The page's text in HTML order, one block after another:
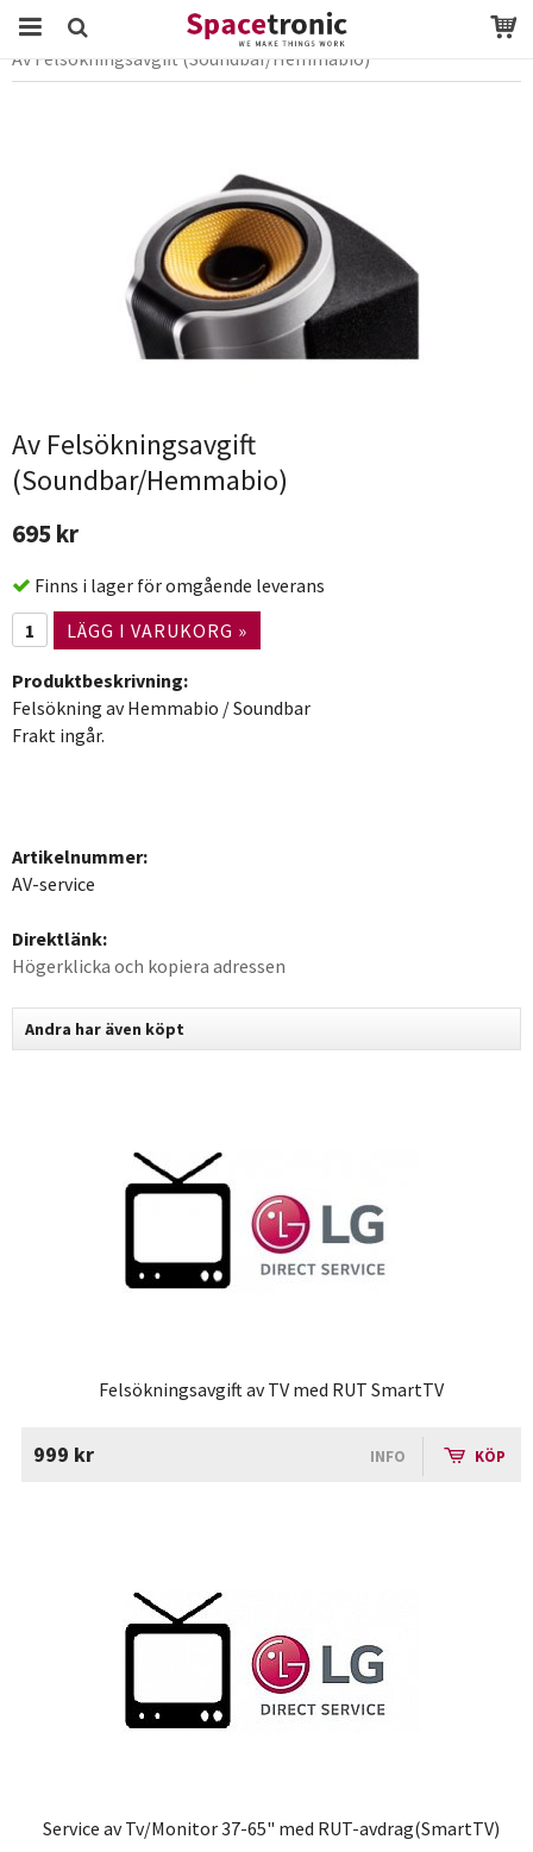
Startsida LG Service
TV/Monitor Service
Av Felsökningsavgift (Soundbar/Hemmabio)
Av Felsökningsavgift
(Soundbar/Hemmabio)
695 kr
Finns i lager för omgående leverans
LÄGG I VARUKORG »
Produktbeskrivning:
Felsökning av Hemmabio / Soundbar
Frakt ingår.
Artikelnummer:
AV-service
Direktlänk:
Högerklicka och kopiera adressen
Andra har även köpt
Felsökningsavgift av TV med RUT SmartTV
999 kr INFO KÖP
Service av Tv/Monitor 37-65" med RUT-avdrag(SmartTV)